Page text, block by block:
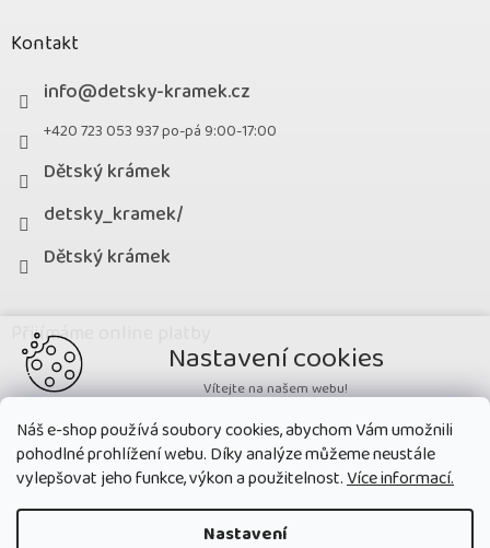
Náš e-shop používá soubory cookies, abychom Vám umožnili
pohodlné prohlížení webu. Díky analýze můžeme neustále
vylepšovat jeho funkce, výkon a použitelnost.Více informací.
Nastavení
Kontakt
info@detsky-kramek.cz
+420 723 053 937 po-pá 9:00-17:00
Dětský krámek
detsky_kramek/
Dětský krámek
Přijímáme online platby
Nastavení cookies
Vítejte na našem webu!
Potřebujeme nastavit cookies a související technologie, aby
zobrazovaný obsah odpovídal vašim potřebám a vy na webu nalezli
přesně to, co potřebujete. Soubory cookies používané na našem webu
nikdy neslouží ke zjišťování totožnosti uživatelů stránek.
Přijmout všechny cookies